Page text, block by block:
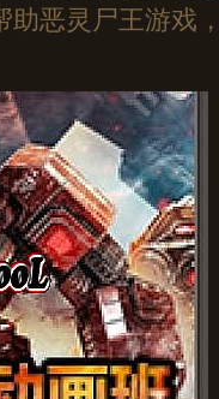
助恶灵尸王游戏